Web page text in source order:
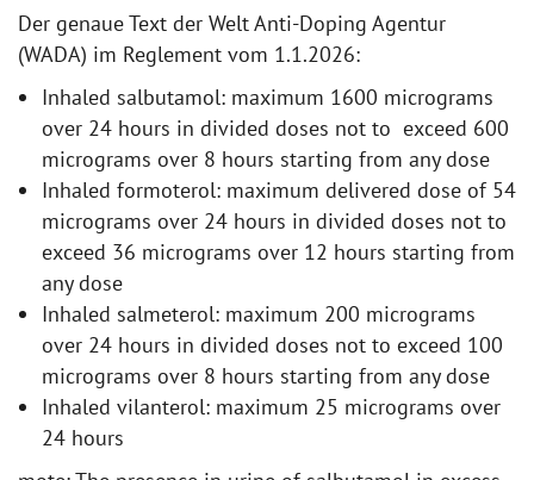
Der genaue Text der Welt Anti-Doping Agentur
(WADA) im Reglement vom 1.1.2026:
Inhaled salbutamol: maximum 1600 micrograms
over 24 hours in divided doses not to exceed 600
micrograms over 8 hours starting from any dose
Inhaled formoterol: maximum delivered dose of 54
micrograms over 24 hours in divided doses not to
exceed 36 micrograms over 12 hours starting from
any dose
Inhaled salmeterol: maximum 200 micrograms
over 24 hours in divided doses not to exceed 100
micrograms over 8 hours starting from any dose
Inhaled vilanterol: maximum 25 micrograms over
24 hours